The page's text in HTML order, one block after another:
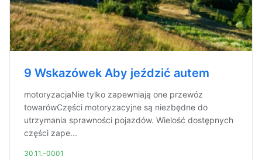
9 Wskazówek Aby jeździć autem
motoryzacjaNie tylko zapewniają one przewóz
towarówCzęści motoryzacyjne są niezbędne do
utrzymania sprawności pojazdów. Wielość dostępnych
części zape...
30.11.-0001